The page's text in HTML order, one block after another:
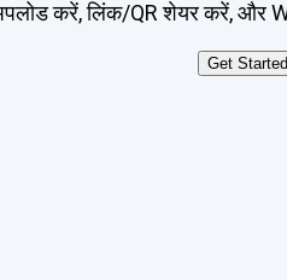
करें, लिंक/QR शेयर करें, और
Get Started